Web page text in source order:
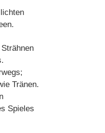
Tränen.
Spieles